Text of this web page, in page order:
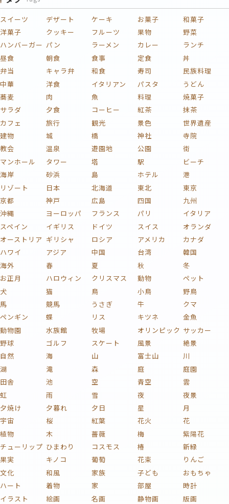
スイーツ デザート ケーキ お菓子
和菓子
洋菓子
クッキー フルーツ 果物
野菜
ハンバーガー パン ラーメン カレー
ランチ
昼食
朝食 食事 定食
丼
弁当
キャラ弁 和食 寿司
民族料理
中華
洋食 イタリアン パスタ
うどん
蕎麦
肉 魚 料理
焼菓子
サラダ
夕食 コーヒー 紅茶
抹茶
カフェ
旅行 観光 景色
世界遺産
建物
城 橋 神社
寺院
教会
温泉 遊園地 公園
街
マンホール
タワー 塔 駅
ビーチ
海岸
砂浜 島 ホテル
港
リゾート
日本 北海道 東北
東京
京都
神戸 広島 四国
九州
沖縄
ヨーロッパ フランス パリ
イタリア
スペイン
イギリス ドイツ スイス
オランダ
オーストリア ギリシャ ロシア アメリカ
カナダ
ハワイ
アジア 中国 台湾
韓国
海外
春 夏 秋
冬
お正月
ハロウィン クリスマス 動物
ペット
犬
猫 鳥 小鳥
野鳥
馬
競馬 うさぎ 牛
クマ
ペンギン
蝶 リス キツネ
金魚
動物園
水族館 牧場 オリンピック サッカー
野球
ゴルフ スケート 風景
絶景
自然
海 山 富士山
川
湖
滝 森 庭
庭園
田舎
池 空 青空
雲
虹
雨 雪 夜
夜景
夕焼け
夕暮れ 夕日 星
月
宇宙
桜 紅葉 花火
花
植物
木 薔薇 梅
紫陽花
チューリップ ひまわり コスモス 椿
新緑
果実
キノコ 葡萄 花束
りんご
文化
和風 家族 子ども
おもちゃ
ハート
着物 家 部屋
時計
イラスト
絵画 名画 静物画
版画